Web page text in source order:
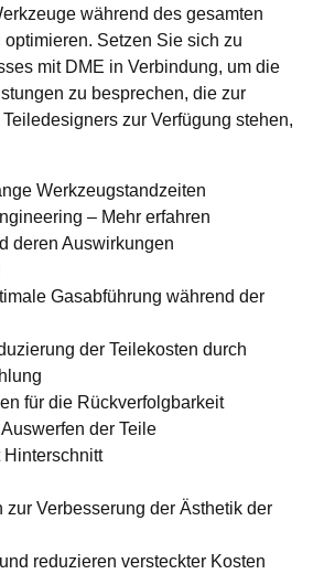
während des gesamten
Setzen Sie sich zu
mit DME in Verbindung, um die
zu besprechen, die zur
zur Verfügung stehen,
Werkzeugstandzeiten
– Mehr erfahren
deren Auswirkungen
Gasabführung während der
der Teilekosten durch
für die Rückverfolgbarkeit
der Teile
zur Verbesserung der Ästhetik der
reduzieren versteckter Kosten